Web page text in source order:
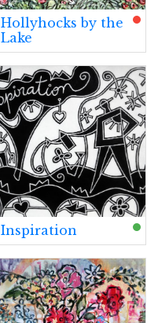
Hollyhocks by the
Lake
Inspiration